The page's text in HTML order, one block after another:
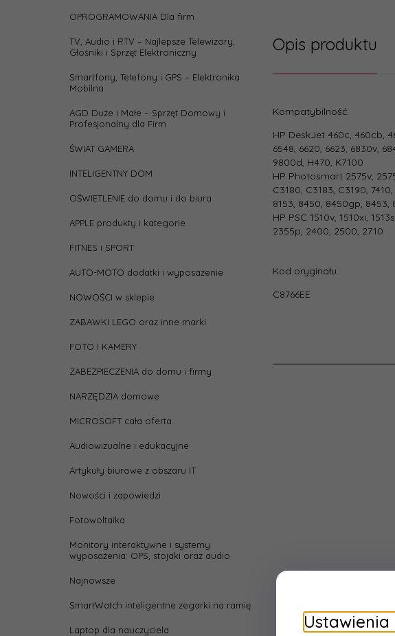
OPROGRAMOWANIA Dla firm
TV, Audio i RTV – Najlepsze Telewizory,
Głośniki i Sprzęt Elektroniczny
Smartfony, Telefony i GPS – Elektronika
Mobilna
AGD Duże i Małe – Sprzęt Domowy i
Profesjonalny dla Firm
ŚWIAT GAMERA
INTELIGENTNY DOM
OŚWIETLENIE do domu i do biura
APPLE produkty i kategorie
FITNES i SPORT
AUTO-MOTO dodatki i wyposażenie
NOWOŚCI w sklepie
ZABAWKI LEGO oraz inne marki
FOTO I KAMERY
ZABEZPIECZENIA do domu i firmy
NARZĘDZIA domowe
MICROSOFT cała oferta
Audiowizualne i edukacyjne
Artykuły biurowe z obszaru IT
Nowości i zapowiedzi
Fotowoltaika
Monitory interaktywne i systemy
wyposażenia: OPS, stojaki oraz audio
Najnowsze
SmartWatch inteligentne zegarki na ramię
Laptop dla nauczyciela
Opis produktu
Kompatybilność:
HP DeskJet 460c, 460cb,
6548, 6620, 6623, 6830v,
9800d, H470, K7100
HP Photosmart 2575v,
C3180, C3183, C3190,
8153, 8450, 8450gp, 8453,
HP PSC 1510v, 1510xi,
2355p, 2400, 2500, 2710
Kod oryginału:
C8766EE
depth:
height: 100
Kolor:
Liczba w
jednostkowym: